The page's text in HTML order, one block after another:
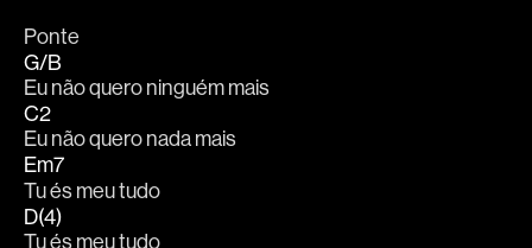
Ponte
G/B
Eu não quero ninguém mais
C2
Eu não quero nada mais
Em7
Tu és meu tudo
D(4)
Tu és meu tudo